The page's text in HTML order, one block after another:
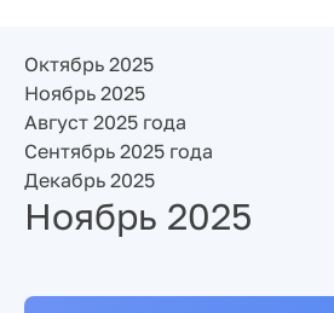
Октябрь 2025
Ноябрь 2025
Август 2025 года
Сентябрь 2025 года
Декабрь 2025
Ноябрь 2025